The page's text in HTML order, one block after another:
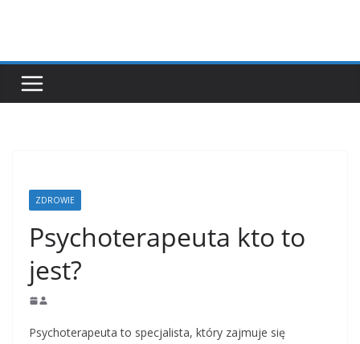
ZDROWIE
Psychoterapeuta kto to
jest?
Psychoterapeuta to specjalista, który zajmuje się